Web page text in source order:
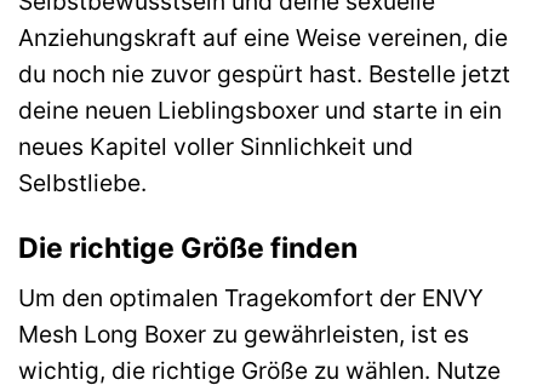
Anziehungskraft auf eine Weise vereinen, die
du noch nie zuvor gespürt hast. Bestelle jetzt
deine neuen Lieblingsboxer und starte in ein
neues Kapitel voller Sinnlichkeit und
Selbstliebe.
Die richtige Größe finden
Um den optimalen Tragekomfort der ENVY
Mesh Long Boxer zu gewährleisten, ist es
wichtig, die richtige Größe zu wählen. Nutze